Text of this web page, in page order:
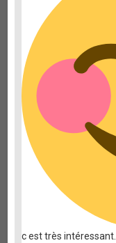
c est très intéressant.